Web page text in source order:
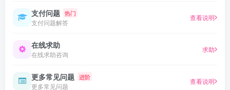
支付问题 热门
支付问题解答
查看说明
在线求助
在线求助咨询
求助
更多常见问题 进阶
更多常见问题
查看说明